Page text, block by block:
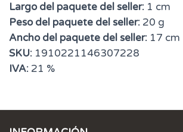
Largo del paquete del seller: 1 cm
Peso del paquete del seller: 20 g
Ancho del paquete del seller: 17 cm
SKU: 1910221146307228
IVA: 21 %